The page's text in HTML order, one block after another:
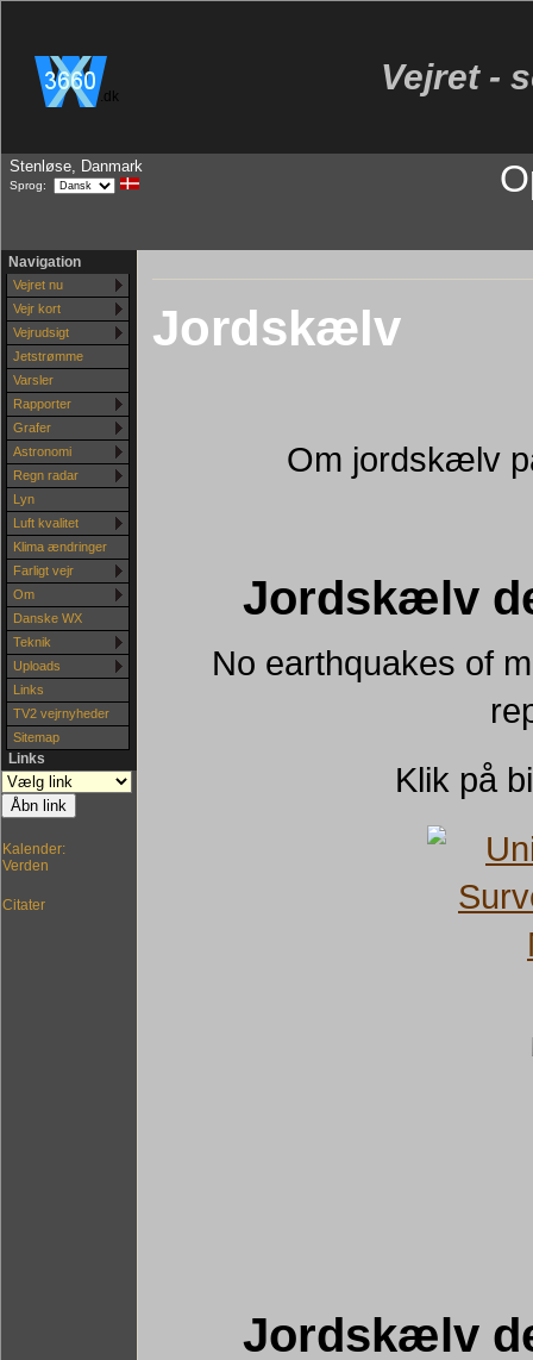
.dk Vejret -
Stenløse, Danmark
Sprog:
Navigation
Vejret nu
Vejr kort
Vejrudsigt
Jetstrømme
Varsler
Rapporter
Grafer
Astronomi
Regn radar
Lyn
Luft kvalitet
Klima ændringer
Farligt vejr
Om
Danske WX
Teknik
Uploads
Links
TV2 vejrnyheder
Sitemap
Links
Kalender:
Verden
Citater
Jordskælv
Om jordskælv
Jordskælv
No earthquakes of
Klik på
Jordskælv